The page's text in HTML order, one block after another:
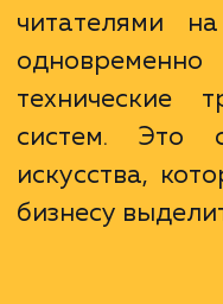
искусство
и
отвечает
аудитории и
поисковых